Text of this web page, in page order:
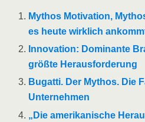
Mythos Motivation,
es heute wirklich
Innovation: Dominante
größte Herausforderung
Bugatti. Der Mythos. Die
Unternehmen
„Die amerikanische